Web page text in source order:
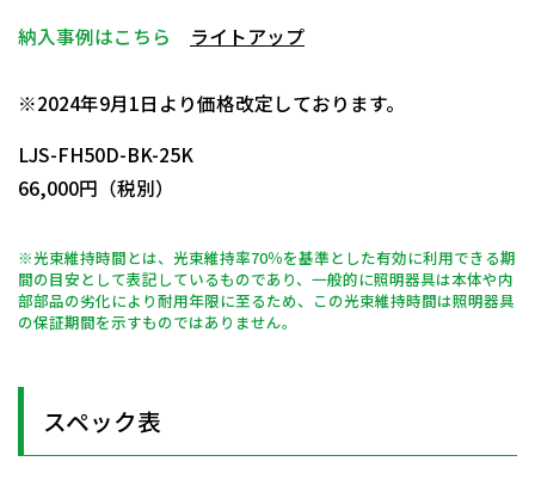
納入事例はこちら ライトアップ
※2024年9月1日より価格改定しております。
LJS-FH50D-BK-25K
66,000円（税別）
※光束維持時間とは、光束維持率70％を基準とした有効に利用できる期
間の目安として表記しているものであり、一般的に照明器具は本体や内
部部品の劣化により耐用年限に至るため、この光束維持時間は照明器具
の保証期間を示すものではありません。
スペック表